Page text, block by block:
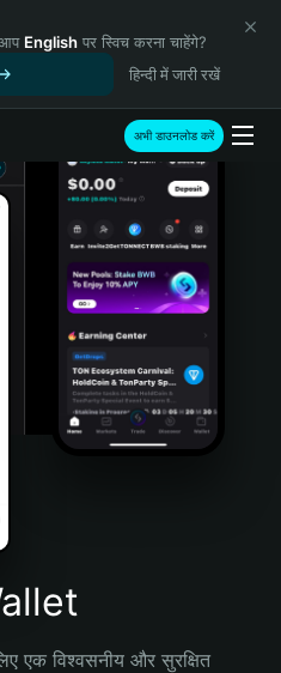
English पर स्विच करना चाहेंगे?
हिन्दी में जारी रखें
अभी डाउनलोड करें
एक विश्वसनीय और सुरक्षित